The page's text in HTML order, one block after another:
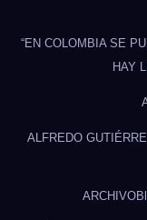
“EN COLOMBIA SE
HAY
ALFREDO
ARCHIVO